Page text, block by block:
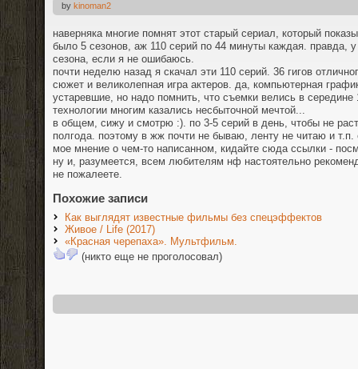
by kinoman2
наверняка многие помнят этот старый сериал, который
было 5 сезонов, аж 110 серий по 44 минуты каждая. правда, у
сезона, если я не ошибаюсь.
почти неделю назад я скачал эти 110 серий. 36 гигов
сюжет и великолепная игра актеров. да, компьютерная
устаревшие, но надо помнить, что съемки велись в середине
технологии многим казались несбыточной мечтой...
в общем, сижу и смотрю :). по 3-5 серий в день, чтобы не
полгода. поэтому в жж почти не бываю, ленту не читаю и т.п.
мое мнение о чем-то написанном, кидайте сюда ссылки -
ну и, разумеется, всем любителям нф настоятельно
не пожалеете.
Похожие записи
Как выглядят известные фильмы без спецэффектов
Живое / Life (2017)
«Красная черепаха». Мультфильм.
(никто еще не проголосовал)